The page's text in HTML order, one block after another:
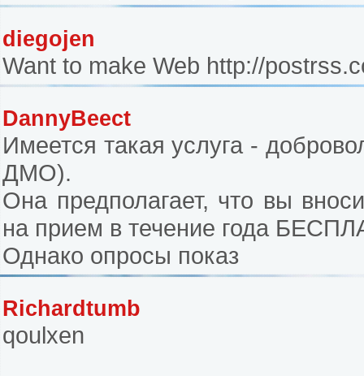
diegojen
Want to make Web http://
DannyBeect
Имеется такая услуга -
ДМО).
Она предполагает, что вы
на прием в течение года
Однако опросы показ
Richardtumb
qoulxen